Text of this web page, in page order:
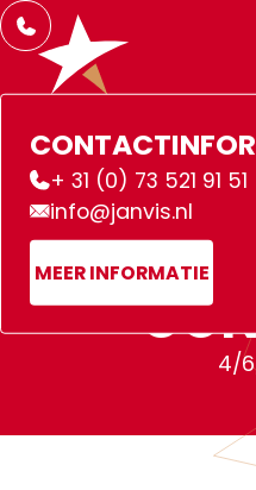
+ 31 (0) 73 521 91 51
info@janvis.nl
MEER INFORMATIE
DRIESR
BIJTO
CO
4/6